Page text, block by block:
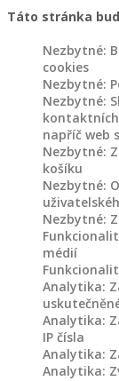
Táto stránka
Nezbytné:
cookies
Nezbytné:
Nezbytné:
napříč web
Nezbytné:
košíku
Nezbytné:
Nezbytné:
médií
Analytika:
Analytika:
IP čísla
Analytika:
Analytika: